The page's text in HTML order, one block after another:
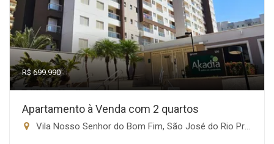
R$ 699.990
Apartamento à Venda com 2 quartos
Vila Nosso Senhor do Bom Fim, São José do Rio Preto-SP